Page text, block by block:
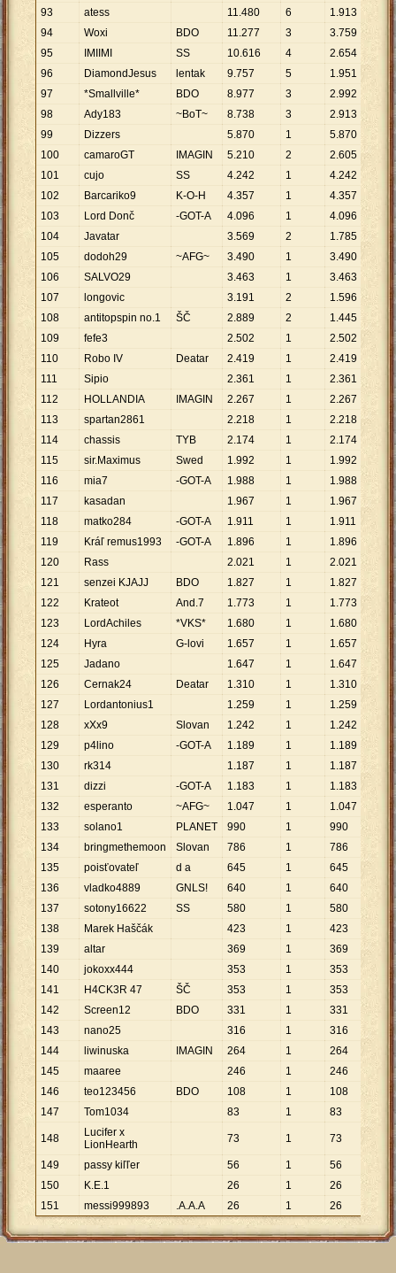
93
atess 11.480 6 1.913
94
Woxi BDO 11.277 3 3.759
95
IMIIMI SS 10.616 4 2.654
96
DiamondJesus lentak 9.757 5 1.951
97
*Smallville* BDO 8.977 3 2.992
98
Ady183 ~BoT~ 8.738 3 2.913
99
Dizzers 5.870 1 5.870
100
camaroGT IMAGIN 5.210 2 2.605
101
cujo SS 4.242 1 4.242
102
Barcariko9 K-O-H 4.357 1 4.357
103
Lord Donč -GOT-A 4.096 1 4.096
104
Javatar 3.569 2 1.785
105
dodoh29 ~AFG~ 3.490 1 3.490
106
SALVO29 3.463 1 3.463
107
longovic 3.191 2 1.596
108
antitopspin no.1 ŠČ 2.889 2 1.445
109
fefe3 2.502 1 2.502
110
Robo IV Deatar 2.419 1 2.419
111
Sipio 2.361 1 2.361
112
HOLLANDIA IMAGIN 2.267 1 2.267
113
spartan2861 2.218 1 2.218
114
chassis TYB 2.174 1 2.174
115
sir.Maximus Swed 1.992 1 1.992
116
mia7 -GOT-A 1.988 1 1.988
117
kasadan 1.967 1 1.967
118
matko284 -GOT-A 1.911 1 1.911
119
Kráľ remus1993 -GOT-A 1.896 1 1.896
120
Rass 2.021 1 2.021
121
senzei KJAJJ BDO 1.827 1 1.827
122
Krateot And.7 1.773 1 1.773
123
LordAchiles *VKS* 1.680 1 1.680
124
Hyra G-lovi 1.657 1 1.657
125
Jadano 1.647 1 1.647
126
Cernak24 Deatar 1.310 1 1.310
127
Lordantonius1 1.259 1 1.259
128
xXx9 Slovan 1.242 1 1.242
129
p4lino -GOT-A 1.189 1 1.189
130
rk314 1.187 1 1.187
131
dizzi -GOT-A 1.183 1 1.183
132
esperanto ~AFG~ 1.047 1 1.047
133
solano1 PLANET 990 1
990
134
bringmethemoon Slovan 786 1
786
135
poisťovateľ d a 645 1
645
136
vladko4889 GNLS! 640 1
640
137
sotony16622 SS 580 1
580
138
Marek Haščák 423 1
423
139
altar 369 1
369
140
jokoxx444 353 1
353
141
H4CK3R 47 ŠČ 353 1
353
142
Screen12 BDO 331 1
331
143
nano25 316 1
316
144
liwinuska IMAGIN 264 1
264
145
maaree 246 1
246
146
teo123456 BDO 108 1
108
147
Tom1034 83 1 83
148
Lucifer x
LionHearth
73 1 73
149 passy kiľľer 56 1
56
150
K.E.1 26 1
26
151
messi999893 .A.A.A 26 1 26